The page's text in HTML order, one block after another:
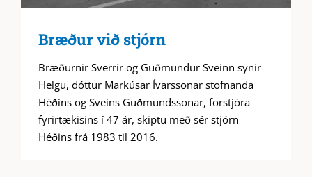
Bræður við stjórn
Bræðurnir Sverrir og Guðmundur Sveinn synir
Helgu, dóttur Markúsar Ívarssonar stofnanda
Héðins og Sveins Guðmundssonar, forstjóra
fyrirtækisins í 47 ár, skiptu með sér stjórn
Héðins frá 1983 til 2016.